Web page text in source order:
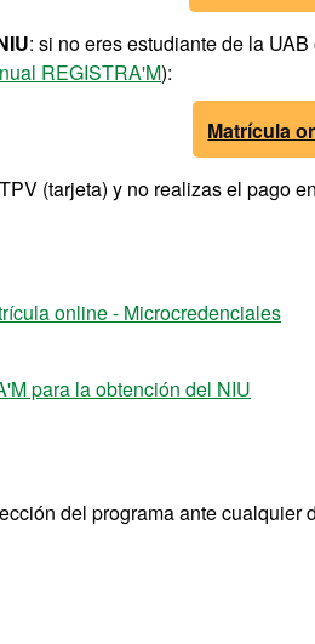
: si no eres estudiante de la
REGISTRA'M):
Matrícula
(tarjeta) y no realizas el pago
online - Microcredenciales
para la obtención del NIU
del programa ante cualquier